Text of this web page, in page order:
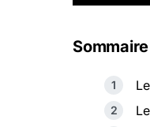
Sommaire